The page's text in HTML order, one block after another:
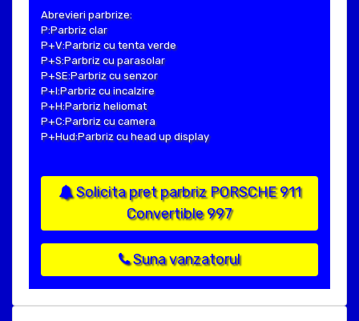
Abrevieri parbrize:
P:Parbriz clar
P+V:Parbriz cu tenta verde
P+S:Parbriz cu parasolar
P+SE:Parbriz cu senzor
P+I:Parbriz cu incalzire
P+H:Parbriz heliomat
P+C:Parbriz cu camera
P+Hud:Parbriz cu head up display
Solicita pret parbriz PORSCHE 911
Convertible 997
Suna vanzatorul